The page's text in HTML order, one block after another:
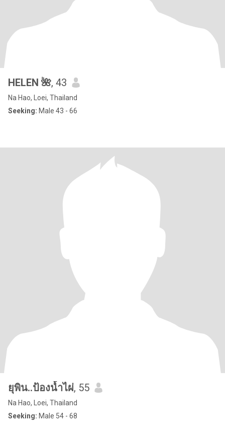
HELEN 🌺, 43
Na Hao, Loei, Thailand
Seeking: Male 43 - 66
ยุพิน..ป้องน้ำไผ่, 55
Na Hao, Loei, Thailand
Seeking: Male 54 - 68